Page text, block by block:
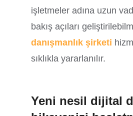
işletmeler adına uzun
bakış açıları
danışmanlık şirketi
sıklıkla yararlanılır.
Yeni nesil dijital